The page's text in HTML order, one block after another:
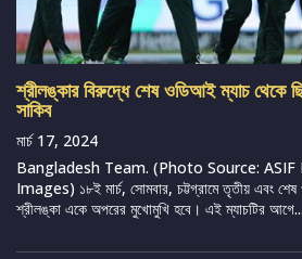
শ্রীলঙ্কার বিরুদ্ধে শেষ ওডিআই ম্যাচ থেকে
সাকিব
মার্চ 17, 2024
Bangladesh Team. (Photo Source: ASIF
Images) ১৮ই মার্চ, সোমবার, চট্টগ্রামে তৃতীয় এবং শেষ
শ্রীলঙ্কা একে অপরের মুখোমুখি হবে। এই ম্যাচটির আগে...